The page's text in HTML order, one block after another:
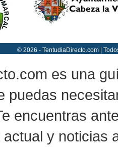
© 2026 - TentudiaDirecto.com |
es una
puedas
encuentras
actual y noticias